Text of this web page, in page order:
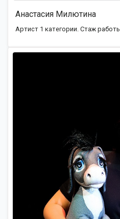
Анастасия Милютина
Артист 1 категории. Стаж